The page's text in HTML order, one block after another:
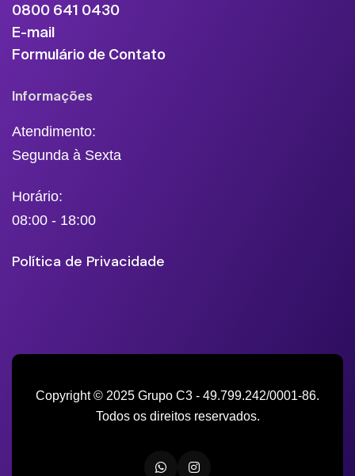
0800 641 0430
E-mail
Formulário de Contato
Informações
Atendimento:
Segunda à Sexta
Horário:
08:00 - 18:00
Política de Privacidade
Copyright © 2025 Grupo C3 - 49.799.242/0001-86.
Todos os direitos reservados.